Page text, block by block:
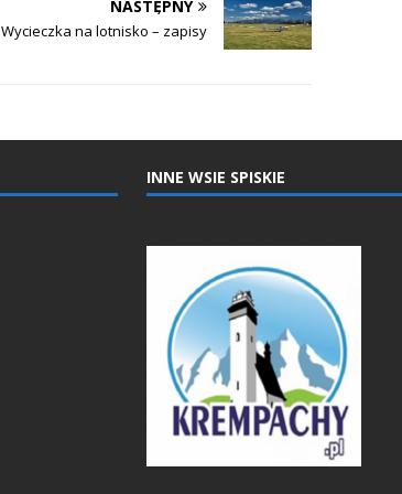
NASTĘPNY
Wycieczka na lotnisko – zapisy
INNE WSIE SPISKIE